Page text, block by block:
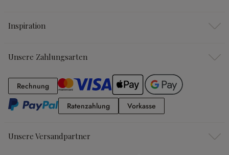
Inspiration
Unsere Zahlungsarten
RechnungRechnung
RatenzahlungRatenzahlung
Vorkasse
Unsere Versandpartner